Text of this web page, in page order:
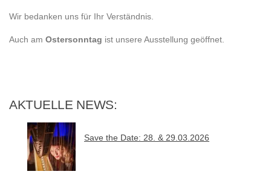
Wir bedanken uns für Ihr Verständnis.
Auch am Ostersonntag ist unsere Ausstellung geöffnet.
AKTUELLE NEWS:
Save the Date: 28. & 29.03.2026